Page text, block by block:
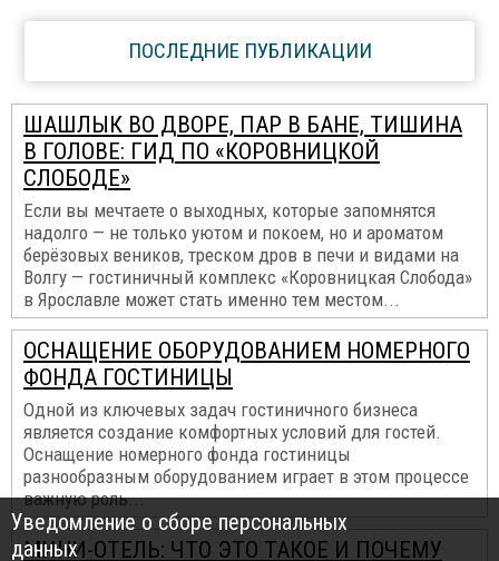
ПОСЛЕДНИЕ ПУБЛИКАЦИИ
ШАШЛЫК ВО ДВОРЕ, ПАР В БАНЕ, ТИШИНА
В ГОЛОВЕ: ГИД ПО «КОРОВНИЦКОЙ
СЛОБОДЕ»
Если вы мечтаете о выходных, которые запомнятся
надолго — не только уютом и покоем, но и ароматом
берёзовых веников, треском дров в печи и видами на
Волгу — гостиничный комплекс «Коровницкая Слобода»
в Ярославле может стать именно тем местом...
ОСНАЩЕНИЕ ОБОРУДОВАНИЕМ НОМЕРНОГО
ФОНДА ГОСТИНИЦЫ
Одной из ключевых задач гостиничного бизнеса
является создание комфортных условий для гостей.
Оснащение номерного фонда гостиницы
разнообразным оборудованием играет в этом процессе
важную роль...
МИНИ-ОТЕЛЬ: ЧТО ЭТО ТАКОЕ И ПОЧЕМУ
Уведомление о сборе персональных
данных